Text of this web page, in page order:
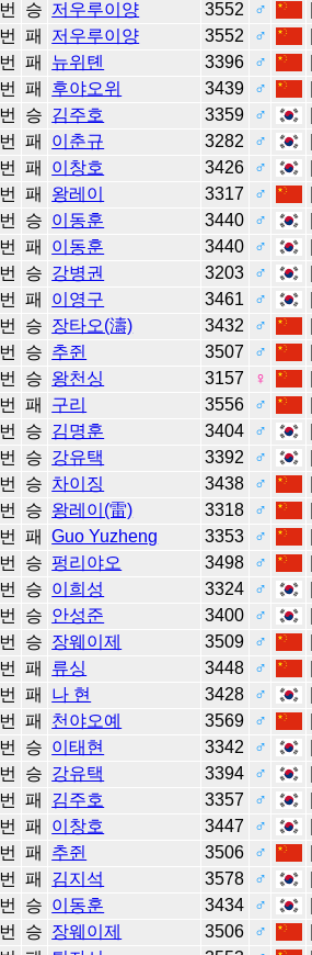
승 저우루이양 3552 ♂
패 저우루이양 3552 ♂
패 뉴위톈 3396 ♂
패 후야오위 3439 ♂
승 김주호 3359 ♂
패 이춘규 3282 ♂
패 이창호 3426 ♂
패 왕레이 3317 ♂
승 이동훈 3440 ♂
패 이동훈 3440 ♂
승 강병권 3203 ♂
패 이영구 3461 ♂
승 장타오(濤) 3432 ♂
승 추쥔 3507 ♂
승 왕천싱 3157 ♀
패 구리 3556 ♂
승 김명훈 3404 ♂
승 강유택 3392 ♂
승 차이징 3438 ♂
승 왕레이(雷) 3318 ♂
패 Guo Yuzheng 3353 ♂
승 펑리야오 3498 ♂
승 이희성 3324 ♂
승 안성준 3400 ♂
승 장웨이제 3509 ♂
패 류싱 3448 ♂
패 나 현 3428 ♂
패 천야오예 3569 ♂
승 이태현 3342 ♂
승 강유택 3394 ♂
패 김주호 3357 ♂
패 이창호 3447 ♂
패 추쥔 3506 ♂
패 김지석 3578 ♂
승 이동훈 3434 ♂
승 장웨이제 3506 ♂